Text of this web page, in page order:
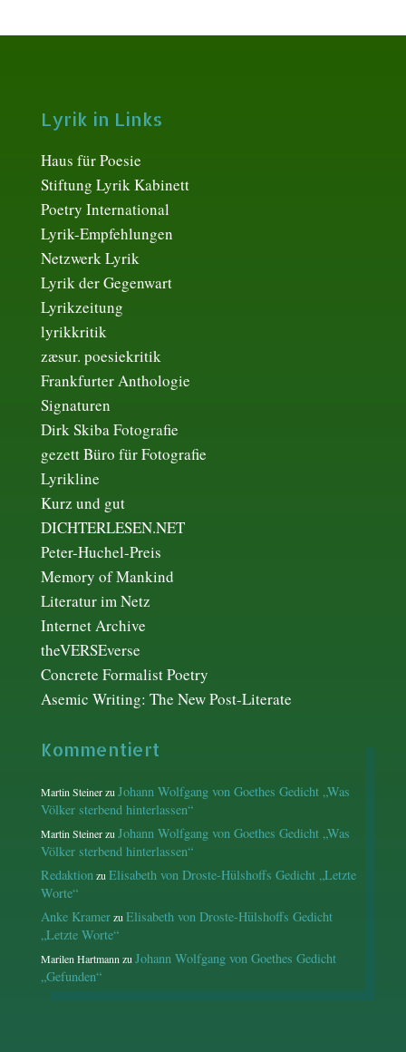
Lyrik in Links
Haus für Poesie
Stiftung Lyrik Kabinett
Poetry International
Lyrik-Empfehlungen
Netzwerk Lyrik
Lyrik der Gegenwart
Lyrikzeitung
lyrikkritik
zæsur. poesiekritik
Frankfurter Anthologie
Signaturen
Dirk Skiba Fotografie
gezett Büro für Fotografie
Lyrikline
Kurz und gut
DICHTERLESEN.NET
Peter-Huchel-Preis
Memory of Mankind
Literatur im Netz
Internet Archive
theVERSEverse
Concrete Formalist Poetry
Asemic Writing: The New Post-Literate
Kommentiert
Martin SteinerzuJohann Wolfgang von Goethes Gedicht „Was
Völker sterbend hinterlassen“
Martin SteinerzuJohann Wolfgang von Goethes Gedicht „Was
Völker sterbend hinterlassen“
RedaktionzuElisabeth von Droste-Hülshoffs Gedicht „Letzte
Worte“
Anke KramerzuElisabeth von Droste-Hülshoffs Gedicht
„Letzte Worte“
Marilen HartmannzuJohann Wolfgang von Goethes Gedicht
„Gefunden“